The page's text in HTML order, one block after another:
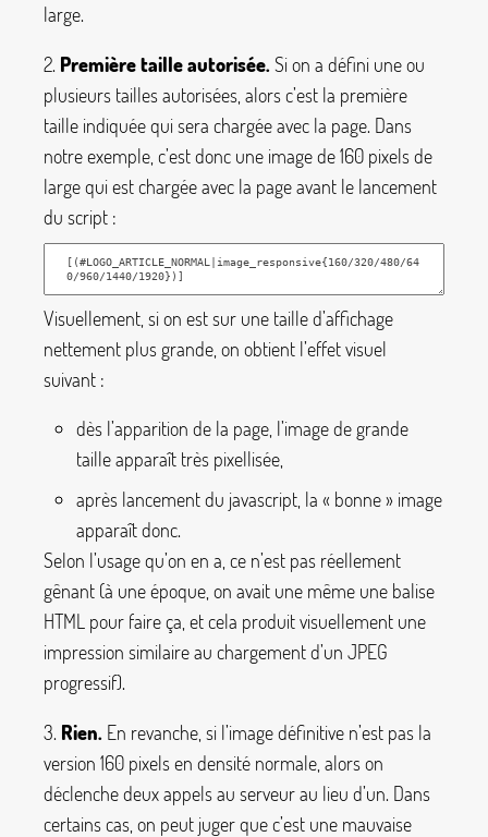
large.
2. Première taille autorisée.Si on a défini une ou
plusieurs tailles autorisées, alors c’est la première
taille indiquée qui sera chargée avec la page. Dans
notre exemple, c’est donc une image de 160 pixels de
large qui est chargée avec la page avant le lancement
du script :
Visuellement, si on est sur une taille d’affichage
nettement plus grande, on obtient l’effet visuel
suivant :
dès l’apparition de la page, l’image de grande
taille apparaît très pixellisée,
après lancement du javascript, la « bonne» image
apparaît donc.
Selon l’usage qu’on en a, ce n’est pas réellement
gênant (à une époque, on avait une même une balise
HTML pour faire ça, et cela produit visuellement une
impression similaire au chargement d’un JPEG
progressif).
3. Rien. En revanche, si l’image définitive n’est pas la
version 160 pixels en densité normale, alors on
déclenche deux appels au serveur au lieu d’un. Dans
certains cas, on peut juger que c’est une mauvaise